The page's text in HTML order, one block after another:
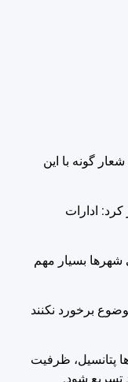
گونه با این
ادارات
جدی ورودی و خروجی شهرها بسیار مهم
برخورد نکنند
از شهرستان ها پتانسیل، ظرفیت
تسریع شود.